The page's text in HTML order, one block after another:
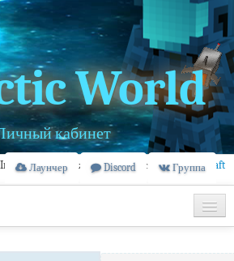
World
кабинет
Лаунчер Discord Группа
можно найти здесь -IndustrialCraft
2 Wiki